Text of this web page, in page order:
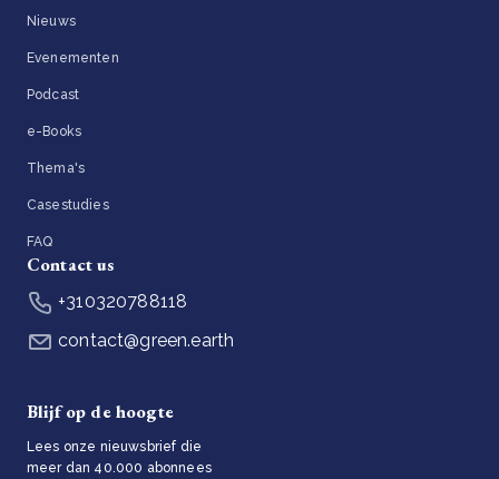
Nieuws
Evenementen
Podcast
e-Books
Thema's
Casestudies
FAQ
Contact us
+310320788118
contact@green.earth
Blijf op de hoogte
Lees onze nieuwsbrief die
meer dan 40.000 abonnees